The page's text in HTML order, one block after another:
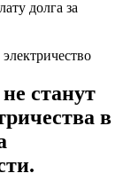
станут
в